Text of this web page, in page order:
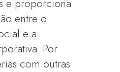
e proporciona
entre o
e a
Por
com outras